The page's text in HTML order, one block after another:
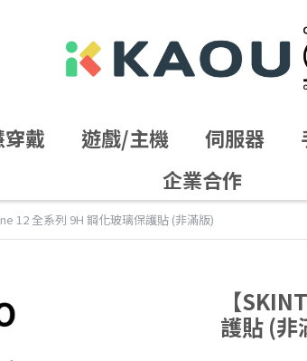
戴 遊戲/主機 伺服器
企業合作
12 全系列 9H 鋼化玻璃保護貼 (非滿版)
【
護貼 (非